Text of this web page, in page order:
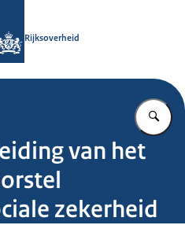
Rijksoverheid
van het
zekerheid